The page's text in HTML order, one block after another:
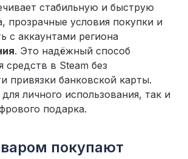
стабильную и быструю
прозрачные условия покупки и
с аккаунтами региона
. Это надёжный способ
средств в Steam без
привязки банковской карты.
личного использования, так и
подарка.
покупают